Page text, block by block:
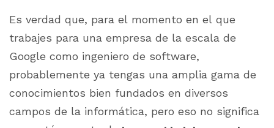
Es verdad que, para el momento en el que
trabajes para una empresa de la escala de
Google como ingeniero de software,
probablemente ya tengas una amplia gama de
conocimientos bien fundados en diversos
campos de la informática, pero eso no significa